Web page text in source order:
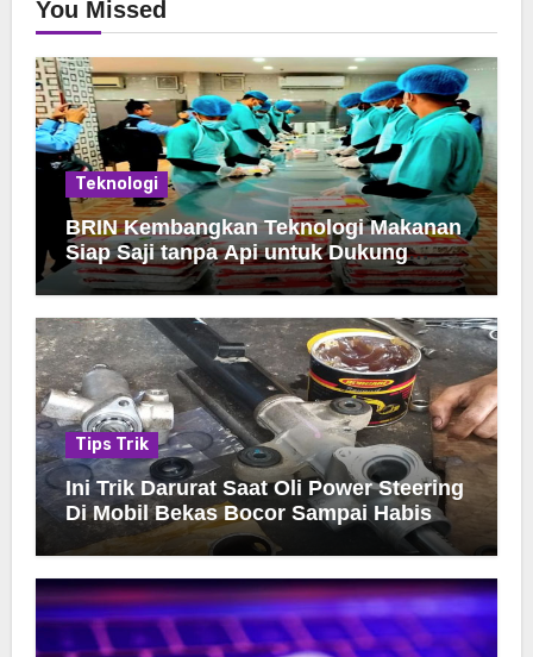
You Missed
Teknologi
BRIN Kembangkan Teknologi Makanan
Siap Saji tanpa Api untuk Dukung
Jamah Haji
Tips Trik
Ini Trik Darurat Saat Oli Power Steering
Di Mobil Bekas Bocor Sampai Habis